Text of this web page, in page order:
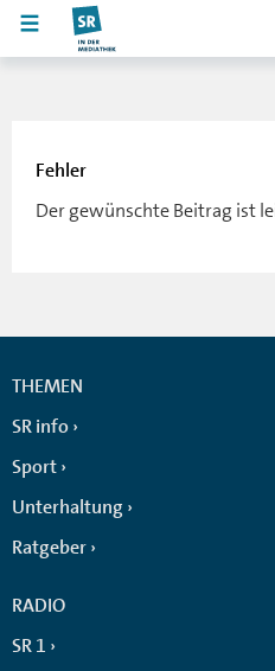
Fehler
Der gewünschte Beitrag ist
THEMEN
SR info
Sport
Unterhaltung
Ratgeber
RADIO
SR 1